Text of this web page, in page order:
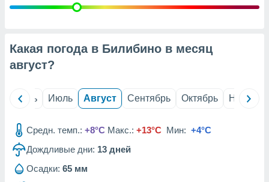
Какая погода в Билибино в месяц
август?
Июнь Июль Август Сентябрь Октябрь Ноябрь
Средн. темп.: +8°C Макс.: +13°C Мин: +4°C
Дождливые дни: 13 дней
Осадки: 65 мм